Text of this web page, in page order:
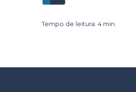
Tempo de leitura: 4 min.